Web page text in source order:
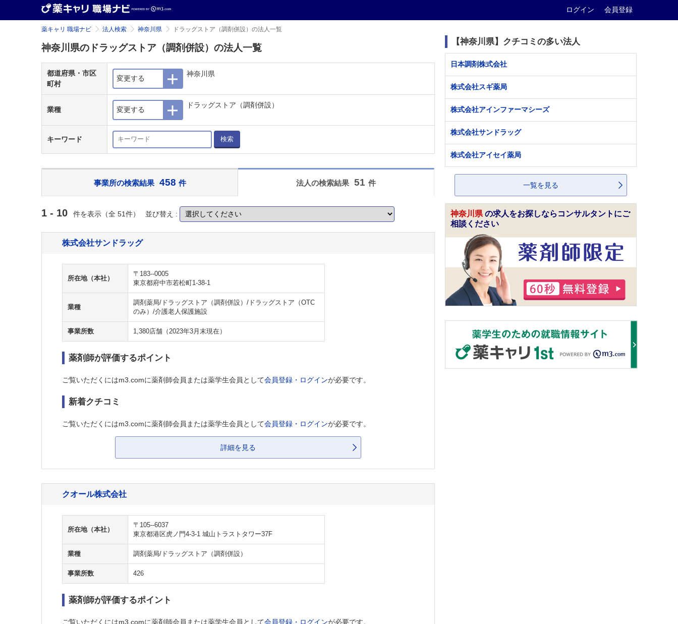
ログイン 会員登録
薬キャリ 職場ナビ 法人検索 神奈川県 ドラッグストア（調剤併設）の法人一覧
神奈川県のドラッグストア（調剤併設）の法人一覧
都道府県・市区
町村
変更する
神奈川県
業種 変更する
ドラッグストア（調剤併設）
キーワード 検索
事業所の検索結果 458 件 法人の検索結果 51 件
1 - 10 件を表示（全 51件） 並び替え :
株式会社サンドラッグ
所在地（本社）
〒183--0005
東京都府中市若松町1-38-1
業種
調剤薬局/ドラッグストア（調剤併設）/ドラッグストア（OTC
のみ）/介護老人保護施設
事業所数 1,380店舗（2023年3月末現在）
薬剤師が評価するポイント
ご覧いただくにはm3.comに薬剤師会員または薬学生会員として会員登録・ログインが必要です。
新着クチコミ
ご覧いただくにはm3.comに薬剤師会員または薬学生会員として会員登録・ログインが必要です。
詳細を見る
クオール株式会社
所在地（本社）
〒105--6037
東京都港区虎ノ門4-3-1 城山トラストタワー37F
業種 調剤薬局/ドラッグストア（調剤併設）
事業所数 426
薬剤師が評価するポイント
ご覧いただくにはm3.comに薬剤師会員または薬学生会員として会員登録・ログインが必要です。
【神奈川県】クチコミの多い法人
日本調剤株式会社
株式会社スギ薬局
株式会社アインファーマシーズ
株式会社サンドラッグ
株式会社アイセイ薬局
一覧を見る
神奈川県 の求人をお探しならコンサルタントにご
相談ください